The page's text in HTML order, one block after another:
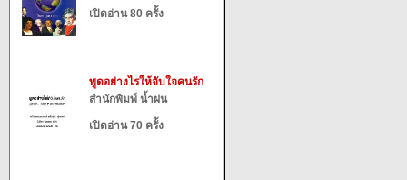
เปิดอ่าน 80 ครั้ง
พูดอย่างไรให้จับใจคนรัก
สำนักพิมพ์ น้ำฝน
เปิดอ่าน 70 ครั้ง